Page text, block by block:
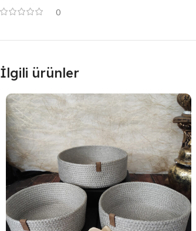
0
İlgili ürünler